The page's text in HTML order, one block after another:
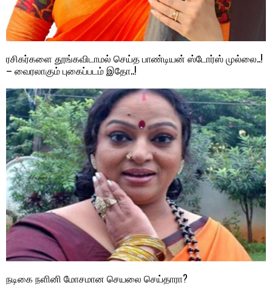
ரசிகர்களை தூங்கவிடாமல் செய்த பாண்டியன் ஸ்டோர்ஸ் முல்லை..!
– வைரலாகும் புகைப்படம் இதோ..!
நடிகை நளினி மோசமான செயலை செய்தாரா?